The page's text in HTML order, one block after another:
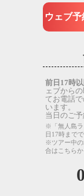
ウェブ予
前日17時
ェブから
てお電話
います。
当日のご
※「無人島ラ
日17時までで
※ツアー中の
合はこちら